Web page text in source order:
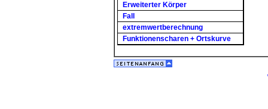
Erweiterter Körper
Fall
extremwertberechnung
Funktionenscharen + Ortskurve